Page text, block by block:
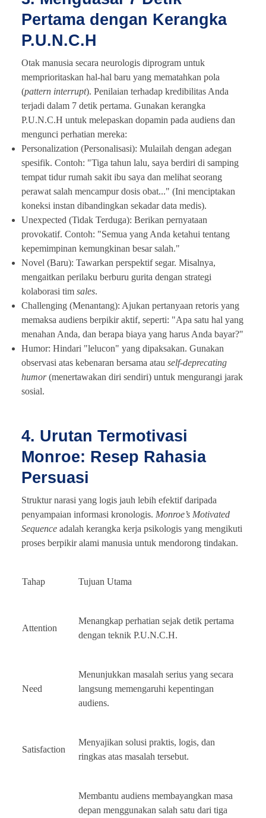
Pertama dengan Kerangka
P.U.N.C.H
Otak manusia secara neurologis diprogram untuk
memprioritaskan hal-hal baru yang mematahkan pola
(pattern interrupt). Penilaian terhadap kredibilitas Anda
terjadi dalam 7 detik pertama. Gunakan kerangka
P.U.N.C.H untuk melepaskan dopamin pada audiens dan
mengunci perhatian mereka:
Personalization (Personalisasi): Mulailah dengan adegan
spesifik. Contoh: "Tiga tahun lalu, saya berdiri di samping
tempat tidur rumah sakit ibu saya dan melihat seorang
perawat salah mencampur dosis obat..." (Ini menciptakan
koneksi instan dibandingkan sekadar data medis).
Unexpected (Tidak Terduga): Berikan pernyataan
provokatif. Contoh: "Semua yang Anda ketahui tentang
kepemimpinan kemungkinan besar salah."
Novel (Baru): Tawarkan perspektif segar. Misalnya,
mengaitkan perilaku berburu gurita dengan strategi
kolaborasi tim sales.
Challenging (Menantang): Ajukan pertanyaan retoris yang
memaksa audiens berpikir aktif, seperti: "Apa satu hal yang
menahan Anda, dan berapa biaya yang harus Anda bayar?"
Humor: Hindari "lelucon" yang dipaksakan. Gunakan
observasi atas kebenaran bersama atau self-deprecating
humor(menertawakan diri sendiri) untuk mengurangi jarak
sosial.
4. Urutan Termotivasi
Monroe: Resep Rahasia
Persuasi
Struktur narasi yang logis jauh lebih efektif daripada
penyampaian informasi kronologis. Monroe’s Motivated
Sequence adalah kerangka kerja psikologis yang mengikuti
proses berpikir alami manusia untuk mendorong tindakan.
Tahap Tujuan Utama
Attention
Menangkap perhatian sejak detik pertama
dengan teknik P.U.N.C.H.
Need
Menunjukkan masalah serius yang secara
langsung memengaruhi kepentingan
audiens.
Satisfaction
Menyajikan solusi praktis, logis, dan
ringkas atas masalah tersebut.
Membantu audiens membayangkan masa
depan menggunakan salah satu dari tiga